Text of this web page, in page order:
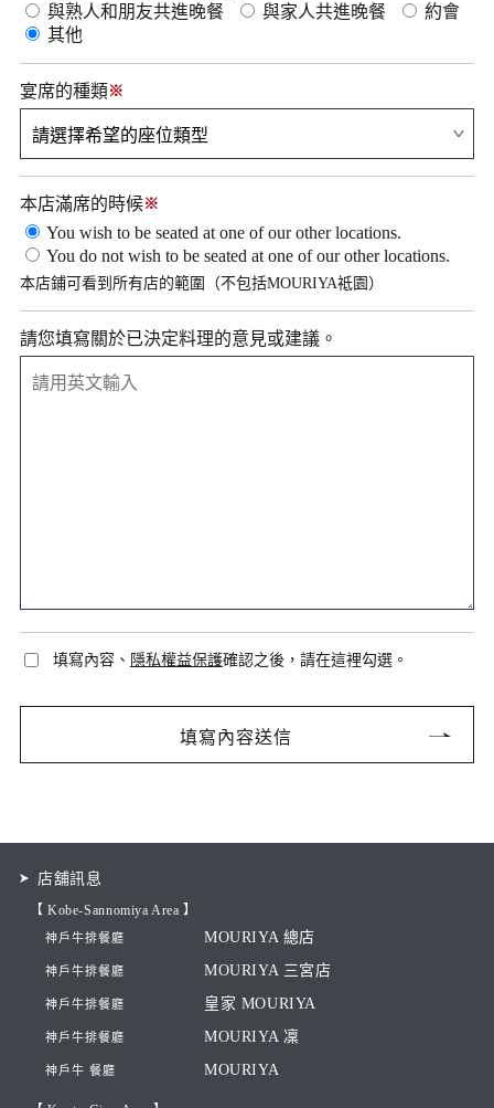
與熟人和朋友共進晚餐
與家人共進晚餐
約會
其他
宴席的種類 ※
本店滿席的時候※
You wish to be seated at one of our other locations.
You do not wish to be seated at one of our other locations.
本店鋪可看到所有店的範圍（不包括MOURIYA祗園）
請您填寫關於已決定料理的意見或建議。
填寫內容、 隱私權益保護確認之後，請在這裡勾選。
店舖訊息
【 Kobe-Sannomiya Area 】
神戶牛排餐廳 MOURIYA 總店
神戶牛排餐廳 MOURIYA 三宮店
神戶牛排餐廳 皇家 MOURIYA
神戶牛排餐廳 MOURIYA 凜
神戶牛 餐廳 MOURIYA